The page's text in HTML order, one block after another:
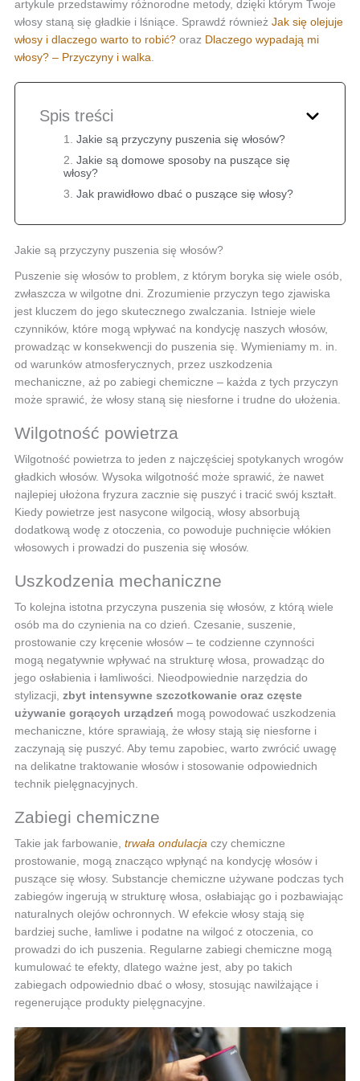
artykule przedstawimy różnorodne metody, dzięki którym Twoje
włosy staną się gładkie i lśniące. Sprawdź również Jak się olejuje
włosy i dlaczego warto to robić?oraz Dlaczego wypadają mi
włosy? – Przyczyny i walka
Spis treści
Jakie są przyczyny puszenia się włosów?
Jakie są domowe sposoby na puszące się
włosy?
Jak prawidłowo dbać o puszące się włosy?
Jakie są przyczyny puszenia się włosów?
Puszenie się włosów to problem, z którym boryka się wiele osób,
zwłaszcza w wilgotne dni. Zrozumienie przyczyn tego zjawiska
jest kluczem do jego skutecznego zwalczania. Istnieje wiele
czynników, które mogą wpływać na kondycję naszych włosów,
prowadząc w konsekwencji do puszenia się. Wymieniamy m. in.
od warunków atmosferycznych, przez uszkodzenia
mechaniczne, aż po zabiegi chemiczne – każda z tych przyczyn
może sprawić, że włosy staną się niesforne i trudne do ułożenia.
Wilgotność powietrza
Wilgotność powietrza to jeden z najczęściej spotykanych wrogów
gładkich włosów. Wysoka wilgotność może sprawić, że nawet
najlepiej ułożona fryzura zacznie się puszyć i tracić swój kształt.
Kiedy powietrze jest nasycone wilgocią, włosy absorbują
dodatkową wodę z otoczenia, co powoduje puchnięcie włókien
włosowych i prowadzi do puszenia się włosów.
Uszkodzenia mechaniczne
To kolejna istotna przyczyna puszenia się włosów, z którą wiele
osób ma do czynienia na co dzień. Czesanie, suszenie,
prostowanie czy kręcenie włosów – te codzienne czynności
mogą negatywnie wpływać na strukturę włosa, prowadząc do
jego osłabienia i łamliwości. Nieodpowiednie narzędzia do
stylizacji, zbyt intensywne szczotkowanie oraz częste
używanie gorących urządzeń mogą powodować uszkodzenia
mechaniczne, które sprawiają, że włosy stają się niesforne i
zaczynają się puszyć. Aby temu zapobiec, warto zwrócić uwagę
na delikatne traktowanie włosów i stosowanie odpowiednich
technik pielęgnacyjnych.
Zabiegi chemiczne
Takie jak farbowanie, trwała ondulacja czy chemiczne
prostowanie, mogą znacząco wpłynąć na kondycję włosów i
puszące się włosy. Substancje chemiczne używane podczas tych
zabiegów ingerują w strukturę włosa, osłabiając go i pozbawiając
naturalnych olejów ochronnych. W efekcie włosy stają się
bardziej suche, łamliwe i podatne na wilgoć z otoczenia, co
prowadzi do ich puszenia. Regularne zabiegi chemiczne mogą
kumulować te efekty, dlatego ważne jest, aby po takich
zabiegach odpowiednio dbać o włosy, stosując nawilżające i
regenerujące produkty pielęgnacyjne.